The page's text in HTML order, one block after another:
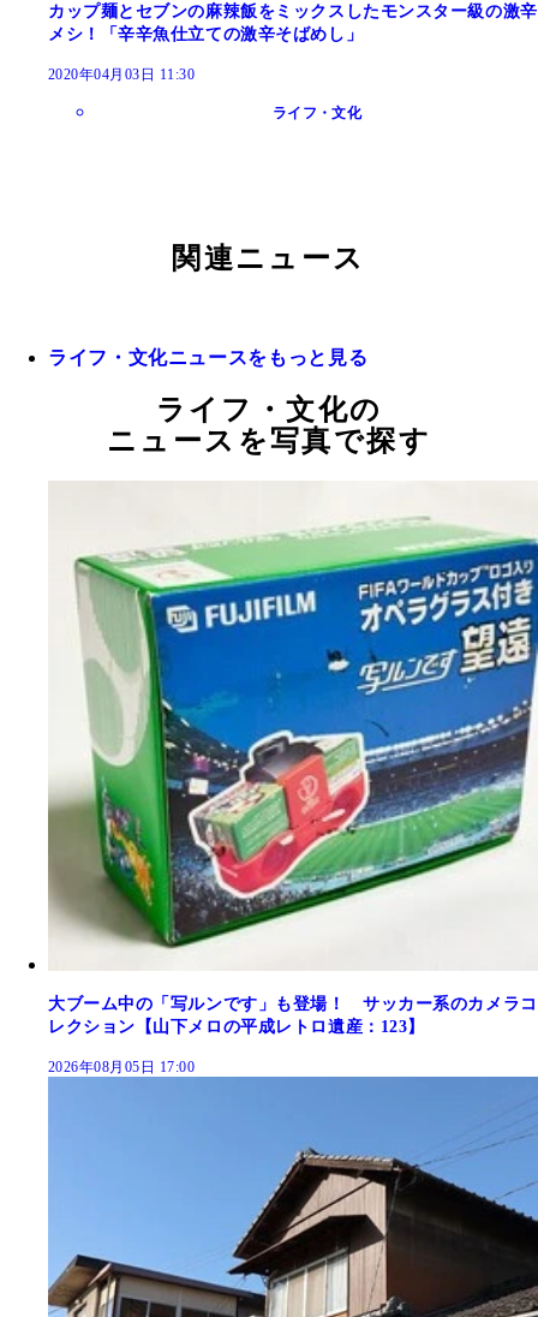
カップ麺とセブンの麻辣飯をミックスしたモンスター級の激辛
メシ！「辛辛魚仕立ての激辛そばめし」
2020年04月03日 11:30
ライフ・文化
関連ニュース
ライフ・文化ニュースをもっと見る
ライフ・文化の
ニュースを写真で探す
大ブーム中の「写ルンです」も登場！ サッカー系のカメラコ
レクション【山下メロの平成レトロ遺産：123】
2026年08月05日 17:00